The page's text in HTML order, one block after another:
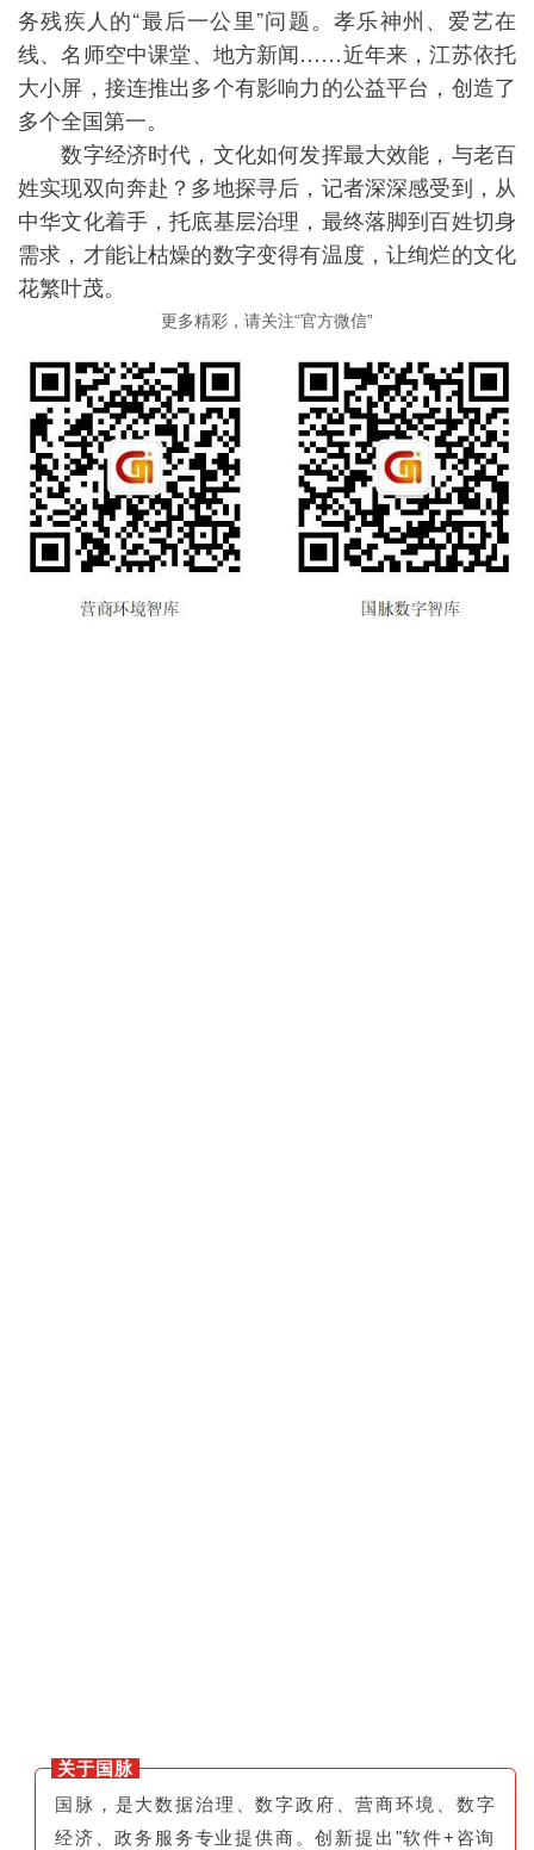
务残疾人的“最后一公里”问题。孝乐神州、爱艺在
线、名师空中课堂、地方新闻……近年来，江苏依托
大小屏，接连推出多个有影响力的公益平台，创造了
多个全国第一。
数字经济时代，文化如何发挥最大效能，与老百
姓实现双向奔赴？多地探寻后，记者深深感受到，从
中华文化着手，托底基层治理，最终落脚到百姓切身
需求，才能让枯燥的数字变得有温度，让绚烂的文化
花繁叶茂。
更多精彩，请关注“官方微信”
关于国脉
国脉，是大数据治理、数字政府、营商环境、数字
经济、政务服务专业提供商。创新提出"软件+咨询